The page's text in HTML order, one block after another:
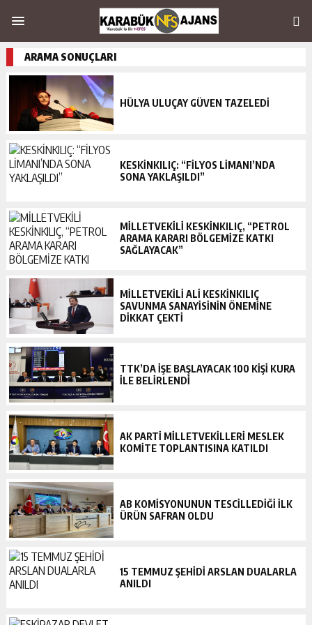
ARAMA SONUÇLARI
HÜLYA ULUÇAY GÜVEN TAZELEDİ
KESKİNKILIÇ: “FİLYOS LİMANI’NDA
SONA YAKLAŞILDI”
MİLLETVEKİLİ KESKİNKILIÇ, “PETROL
ARAMA KARARI BÖLGEMİZE KATKI
SAĞLAYACAK”
MİLLETVEKİLİ ALİ KESKİNKILIÇ
SAVUNMA SANAYİSİNİN ÖNEMİNE
DİKKAT ÇEKTİ
TTK’DA İŞE BAŞLAYACAK 100 KİŞİ KURA
İLE BELİRLENDİ
AK PARTİ MİLLETVEKİLLERİ MESLEK
KOMİTE TOPLANTISINA KATILDI
AB KOMİSYONUNUN TESCİLLEDİĞİ İLK
ÜRÜN SAFRAN OLDU
15 TEMMUZ ŞEHİDİ ARSLAN DUALARLA
ANILDI